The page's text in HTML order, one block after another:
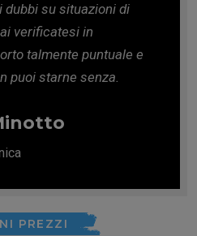
dubbi su situazioni di
verificatesi in
talmente puntuale e
puoi starne senza.
PREZZI